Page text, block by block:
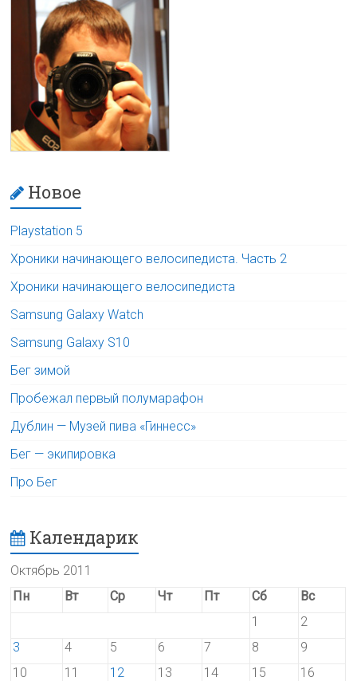
Новое
Playstation 5
Хроники начинающего велосипедиста. Часть 2
Хроники начинающего велосипедиста
Samsung Galaxy Watch
Samsung Galaxy S10
Бег зимой
Пробежал первый полумарафон
Дублин — Музей пива «Гиннесс»
Бег — экипировка
Про Бег
Календарик
Октябрь 2011
Пн
Вт Ср Чт Пт Сб
Вс
1
2
3
4 5 6 7 8
9
10
11 12 13 14 15
16